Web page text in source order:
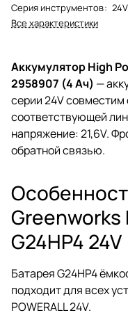
Серия инструментов: 24V
Все характеристики
Аккумулятор High
2958907 (4 Ач) —
серии 24V
соответствующей
напряжение: 21,6V.
обратной связью.
Greenworks
G24HP4 24V
Батарея G24HP4
подходит для всех
POWERALL 24V.